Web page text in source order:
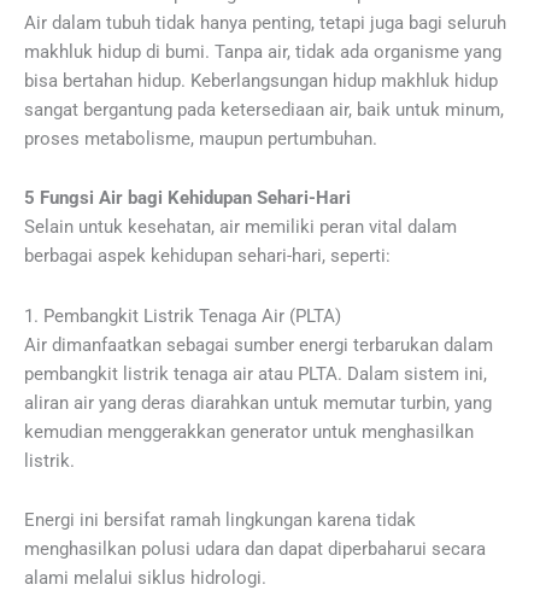
Air dalam tubuh tidak hanya penting, tetapi juga bagi seluruh
makhluk hidup di bumi. Tanpa air, tidak ada organisme yang
bisa bertahan hidup. Keberlangsungan hidup makhluk hidup
sangat bergantung pada ketersediaan air, baik untuk minum,
proses metabolisme, maupun pertumbuhan.
5 Fungsi Air bagi Kehidupan Sehari-Hari
Selain untuk kesehatan, air memiliki peran vital dalam
berbagai aspek kehidupan sehari-hari, seperti:
1. Pembangkit Listrik Tenaga Air (PLTA)
Air dimanfaatkan sebagai sumber energi terbarukan dalam
pembangkit listrik tenaga air atau PLTA. Dalam sistem ini,
aliran air yang deras diarahkan untuk memutar turbin, yang
kemudian menggerakkan generator untuk menghasilkan
listrik.
Energi ini bersifat ramah lingkungan karena tidak
menghasilkan polusi udara dan dapat diperbaharui secara
alami melalui siklus hidrologi.